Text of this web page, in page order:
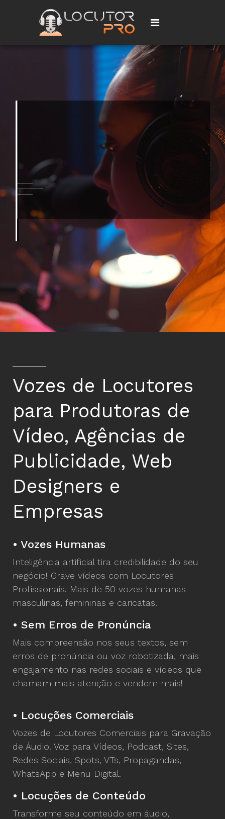
Onde Usar
Voz para Vídeos,
Podcast e mais...
Vozes de Locutores
para Produtoras de
Vídeo, Agências de
Publicidade, Web
Designers e
Empresas
• Vozes Humanas
Inteligência artificial tira credibilidade do seu
negócio! Grave vídeos com Locutores
Profissionais. Mais de 50 vozes humanas
masculinas, femininas e caricatas.
• Sem Erros de Pronúncia
Mais compreensão nos seus textos, sem
erros de pronúncia ou voz robotizada, mais
engajamento nas redes sociais e vídeos que
chamam mais atenção e vendem mais!
• Locuções Comerciais
Vozes de Locutores Comerciais para Gravação
de Áudio. Voz para Vídeos, Podcast, Sites,
Redes Sociais, Spots, VTs, Propagandas,
WhatsApp e Menu Digital.
• Locuções de Conteúdo
Transforme seu conteúdo em áudio,